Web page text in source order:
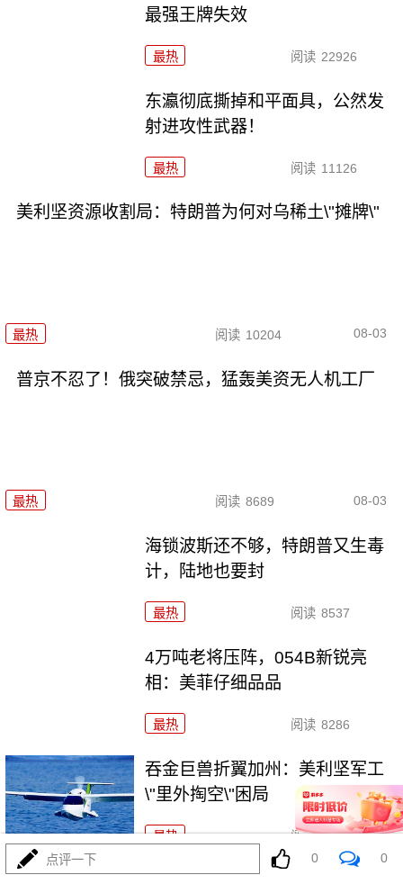
最强王牌失效
最热 阅读 22926
东瀛彻底撕掉和平面具，公然发
射进攻性武器！
最热 阅读 11126
美利坚资源收割局：特朗普为何对乌稀土\"摊牌\"
最热 阅读 10204 08-03
普京不忍了！俄突破禁忌，猛轰美资无人机工厂
最热 阅读 8689 08-03
海锁波斯还不够，特朗普又生毒
计，陆地也要封
最热 阅读 8537
4万吨老将压阵，054B新锐亮
相：美菲仔细品品
最热 阅读 8286
吞金巨兽折翼加州：美利坚军工
\"里外掏空\"困局
最热 阅读 6354
点评一下 0 0